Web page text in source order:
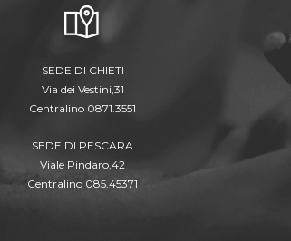
SEDE DI CHIETI
Via dei Vestini,31
Centralino 0871.3551
SEDE DI PESCARA
Viale Pindaro,42
Centralino 085.45371